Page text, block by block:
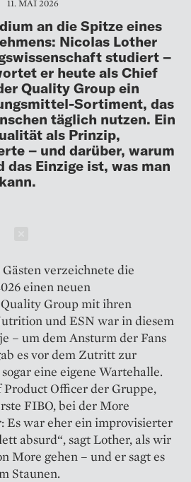
11. MAI 2026
an die Spitze eines
Nicolas Lother
studiert –
er heute als Chief
Quality Group ein
Sortiment, das
täglich nutzen. Ein
als Prinzip,
– und darüber, warum
das Einzige ist, was man
ver­zeichnete die
einen neuen
Group mit ihren
und ESN war in diesem
– um dem Ansturm der Fans
es vor dem Zutritt zur
eine eigene Wartehalle.
Officer der Gruppe,
FIBO, bei der More
Es war eher ein improvisierter
absurd“, sagt Lother, als wir
More gehen – und er sagt es
Staunen.